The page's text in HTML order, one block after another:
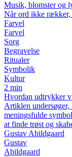
Musik, blomster og
Når ord ikke rækker,
Farvel
Farvel
Sorg
Begravelse
Ritualer
Symbolik
Kultur
2 min
Hvordan udtrykker
Artiklen
meningsfulde
at finde trøst og
Gustav Abildgaard
Gustav
Abildgaard